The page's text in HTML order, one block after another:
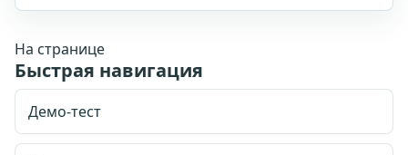
На странице
Быстрая навигация
Демо-тест